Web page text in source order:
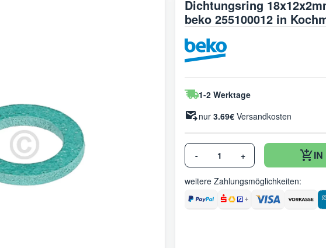
Dichtungsring
beko 255100012 in
1-2 Werktage
nur 3.69€ Versandkosten
- +
weitere Zahlungsmöglichkeiten: